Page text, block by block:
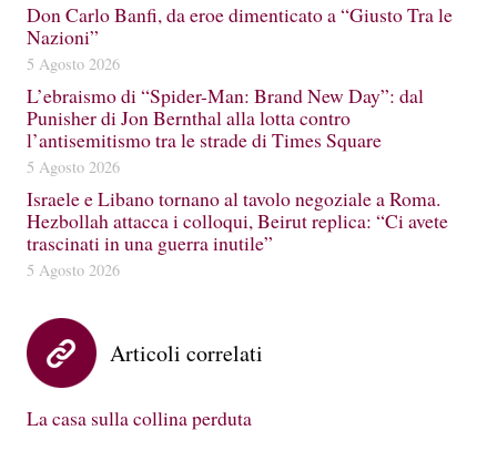
Don Carlo Banfi, da eroe dimenticato a “Giusto Tra le
Nazioni”
5 Agosto 2026
L’ebraismo di “Spider-Man: Brand New Day”: dal
Punisher di Jon Bernthal alla lotta contro
l’antisemitismo tra le strade di Times Square
5 Agosto 2026
Israele e Libano tornano al tavolo negoziale a Roma.
Hezbollah attacca i colloqui, Beirut replica: “Ci avete
trascinati in una guerra inutile”
5 Agosto 2026
Articoli correlati
La casa sulla collina perduta